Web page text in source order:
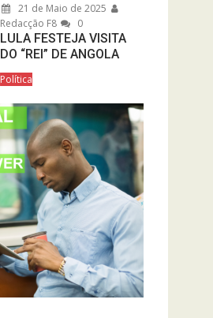
21 de Maio de 2025
Redacção F8
0
LULA FESTEJA VISITA
DO “REI” DE ANGOLA
Política